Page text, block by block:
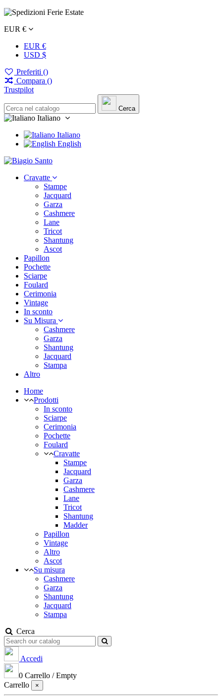
EUR €
EUR €
USD $
Preferiti ()
Compara ()
Trustpilot
Cerca
Italiano
Italiano
English
Cravatte
Stampe
Jacquard
Garza
Cashmere
Lane
Tricot
Shantung
Ascot
Papillon
Pochette
Sciarpe
Foulard
Cerimonia
Vintage
In sconto
Su Misura
Cashmere
Garza
Shantung
Jacquard
Stampa
Altro
Home
Prodotti
In sconto
Sciarpe
Cerimonia
Pochette
Foulard
Cravatte
Stampe
Jacquard
Garza
Cashmere
Lane
Tricot
Shantung
Madder
Papillon
Vintage
Altro
Ascot
Su misura
Cashmere
Garza
Shantung
Jacquard
Stampa
Cerca
Accedi
0 Carrello /Empty
Carrello
×